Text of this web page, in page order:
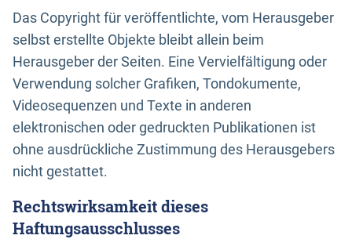
Das Copyright für veröffentlichte, vom Herausgeber
selbst erstellte Objekte bleibt allein beim
Herausgeber der Seiten. Eine Vervielfältigung oder
Verwendung solcher Grafiken, Tondokumente,
Videosequenzen und Texte in anderen
elektronischen oder gedruckten Publikationen ist
ohne ausdrückliche Zustimmung des Herausgebers
nicht gestattet.
Rechtswirksamkeit dieses
Haftungsausschlusses